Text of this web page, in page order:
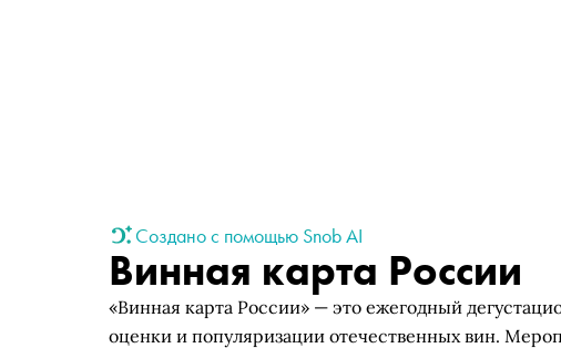
Создано с помощью Snob AI
Винная карта России
«Винная карта России» — это ежегодный
оценки и популяризации отечественных вин.